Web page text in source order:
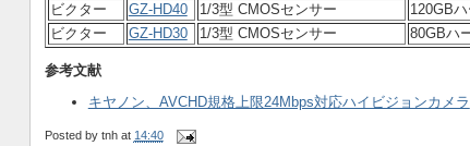
ビクター
GZ-HD40 1/3型 CMOSセンサー
120GB
ビクター
GZ-HD30 1/3型 CMOSセンサー 80GBハ
参考文献
キヤノン、AVCHD規格上限24Mbps対応ハイビジョンカメラ
Posted by tnh at 14:40